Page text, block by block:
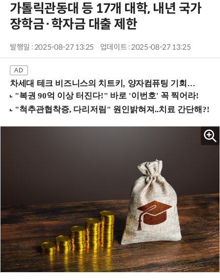
가톨릭관동대 등 17개 대학, 내년 국가
장학금·학자금 대출 제한
발행일 : 2025-08-27 13:25 업데이트 : 2025-08-27 13:25
차세대 테크 비즈니스의 치트키, 양자컴퓨팅 기회를 선점하라! (8/28 강남역)